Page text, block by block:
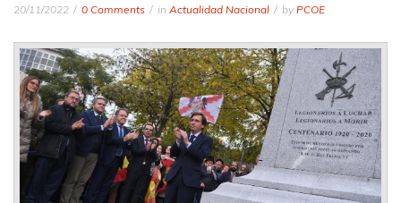
20/11/2022 0 Comments in Actualidad Nacional by PCOE